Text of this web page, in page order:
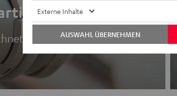
Bluetooth-Kopfhörer
Externe Inhalte
AUSWAHL ÜBERNEHMEN